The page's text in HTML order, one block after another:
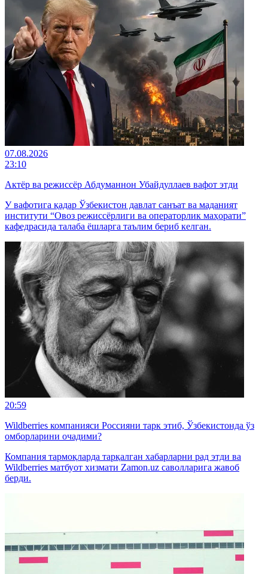
07.08.2026
23:10
Актёр ва режиссёр Абдуманнон Убайдуллаев вафот этди
У вафотига қадар Ўзбекистон давлат санъат ва маданият
институти “Овоз режиссёрлиги ва операторлик маҳорати”
кафедрасида талаба ёшларга таълим бериб келган.
20:59
Wildberries компанияси Россияни тарк этиб, Ўзбекистонда ўз
омборларини очадими?
Компания тармоқларда тарқалган хабарларни рад этди ва
Wildberries матбуот хизмати Zamon.uz саволларига жавоб
берди.